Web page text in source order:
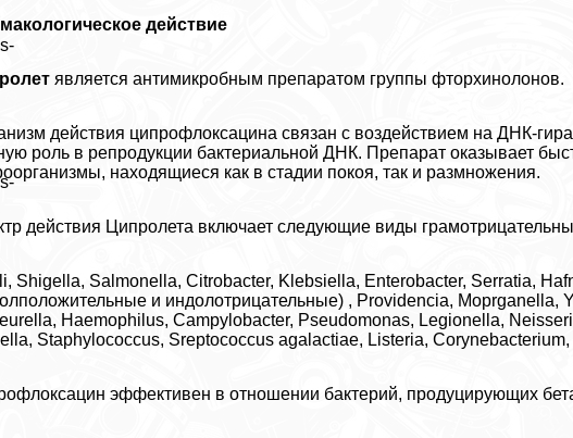
действие
является антимикробным препаратом группы фторхинолонов.
действия ципрофлоксацина связан с воздействием на ДНК-
роль в репродукции бактериальной ДНК. Препарат оказывает
находящиеся как в стадии покоя, так и размножения.
действия Ципролета включает следующие виды
Shigella, Salmonella, Citrobacter, Klebsiella, Enterobacter, Serratia,
и индолотрицательные) , Providencia, Moprganella,
Haemophilus, Campylobacter, Pseudomonas, Legionella,
Staphylococcus, Sreptococcus agalactiae, Listeria,
эффективен в отношении бактерий, продуцирующих